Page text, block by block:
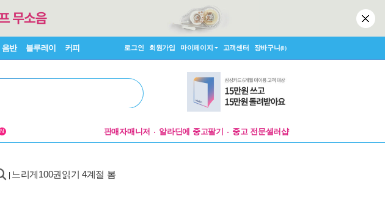
음반 블루레이 커피 로그인 회원가입 마이페이지 고객센터 장바구니(0)
N 판매자매니저 알라딘에 중고팔기 중고 전문셀러샵
느리게100권읽기 4계절 봄